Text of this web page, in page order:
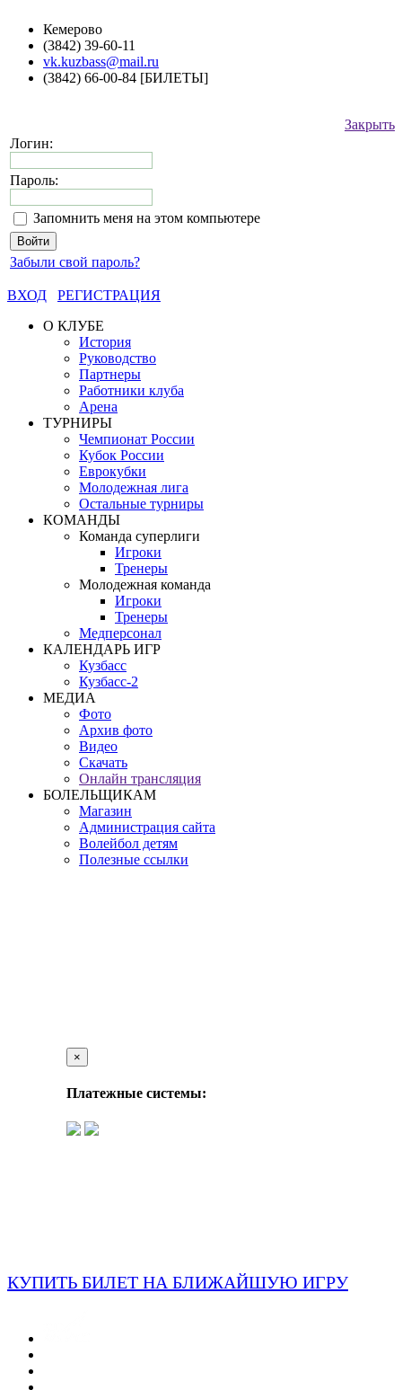
Кемерово
(3842) 39-60-11
vk.kuzbass@mail.ru
(3842) 66-00-84 [БИЛЕТЫ]
Закрыть
Логин:
Пароль:
Запомнить меня на этом компьютере
Забыли свой пароль?
ВХОД
РЕГИСТРАЦИЯ
О КЛУБЕ
История
Руководство
Партнеры
Работники клуба
Арена
ТУРНИРЫ
Чемпионат России
Кубок России
Еврокубки
Молодежная лига
Остальные турниры
КОМАНДЫ
Команда суперлиги
Игроки
Тренеры
Молодежная команда
Игроки
Тренеры
Медперсонал
КАЛЕНДАРЬ ИГР
Кузбасс
Кузбасс-2
МЕДИА
Фото
Архив фото
Видео
Скачать
Онлайн трансляция
БОЛЕЛЬЩИКАМ
Магазин
Администрация сайта
Волейбол детям
Полезные ссылки
×
Платежные системы:
КУПИТЬ БИЛЕТ НА БЛИЖАЙШУЮ ИГРУ